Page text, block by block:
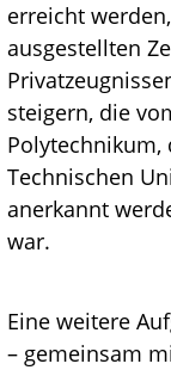
erreicht
ausgestellten
steigern, die
Technischen
anerkannt
war.
Eine weitere
– gemeinsam